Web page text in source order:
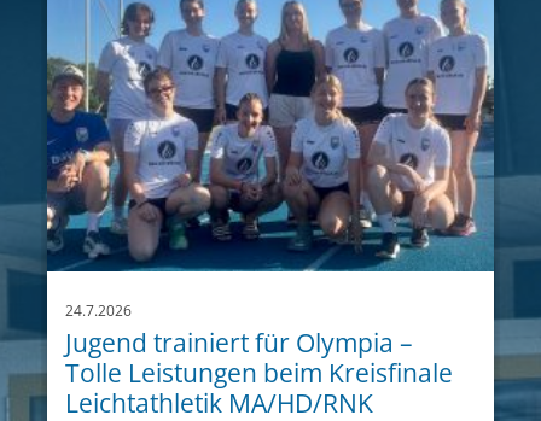
24.7.2026
Jugend trainiert für Olympia –
Tolle Leistungen beim Kreisfinale
Leichtathletik MA/HD/RNK